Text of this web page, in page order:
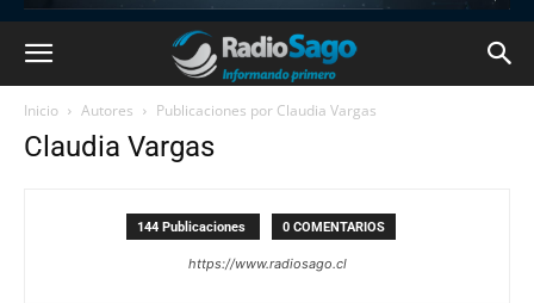
Inicio Autores Publicaciones por Claudia Vargas
Claudia Vargas
144 Publicaciones 0 COMENTARIOS
https://www.radiosago.cl